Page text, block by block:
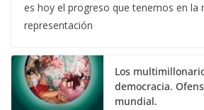
es hoy el progreso que tenemos en la
representación
Los
democracia.
mundial.